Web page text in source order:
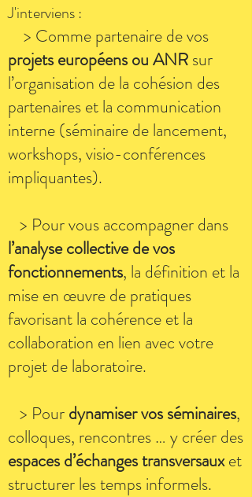
J'interviens :
> Comme partenaire de vos
projets européens ou ANRsur
l’organisation de la cohésion des
partenaires et la communication
interne (séminaire de lancement,
workshops, visio-conférences
impliquantes).
> Pour vous accompagner dans
l’analyse collective de vos
fonctionnements, la définition et la
mise en œuvre de pratiques
favorisant la cohérence et la
collaboration en lien avec votre
projet de laboratoire.
> Pourdynamiser vos séminaires,
colloques, rencontres … y créer des
espaces d’échanges transversauxet
structurer les temps informels.